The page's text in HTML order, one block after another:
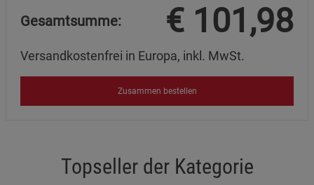
Gesamtsumme: € 101,98
Versandkostenfrei in Europa, inkl. MwSt.
Zusammen bestellen
Topseller der Kategorie